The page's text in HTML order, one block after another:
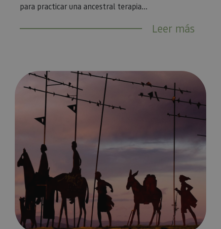
para practicar una ancestral terapia...
Leer más
5 rutas para iniciarte en el Camino de Santiago en Navarra